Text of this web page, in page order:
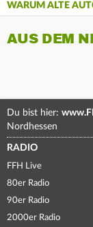
WARUM ALTE
AUS DEM
Du bist hier:
Nordhessen
RADIO
FFH Live
80er Radio
90er Radio
2000er Radio